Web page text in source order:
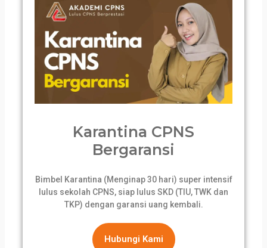
Karantina CPNS
Bergaransi
Bimbel Karantina (Menginap 30 hari) super intensif
lulus sekolah CPNS, siap lulus SKD (TIU, TWK dan
TKP) dengan garansi uang kembali.
Hubungi Kami